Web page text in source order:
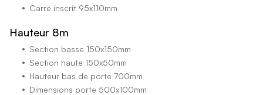
Carré inscrit 95x110mm
Hauteur 8m
Section basse 150x150mm
Section haute 150x50mm
Hauteur bas de porte 700mm
Dimensions porte 500x100mm